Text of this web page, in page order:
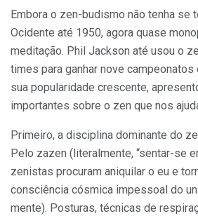
Embora o zen-budismo não tenha se
Ocidente até 1950, agora quase
meditação. Phil Jackson até usou o
times para ganhar nove campeonatos
sua popularidade crescente,
importantes sobre o zen que nos
Primeiro, a disciplina dominante do
Pelo zazen (literalmente, “sentar-se
zenistas procuram aniquilar o eu e
consciência cósmica impessoal do
mente). Posturas, técnicas de